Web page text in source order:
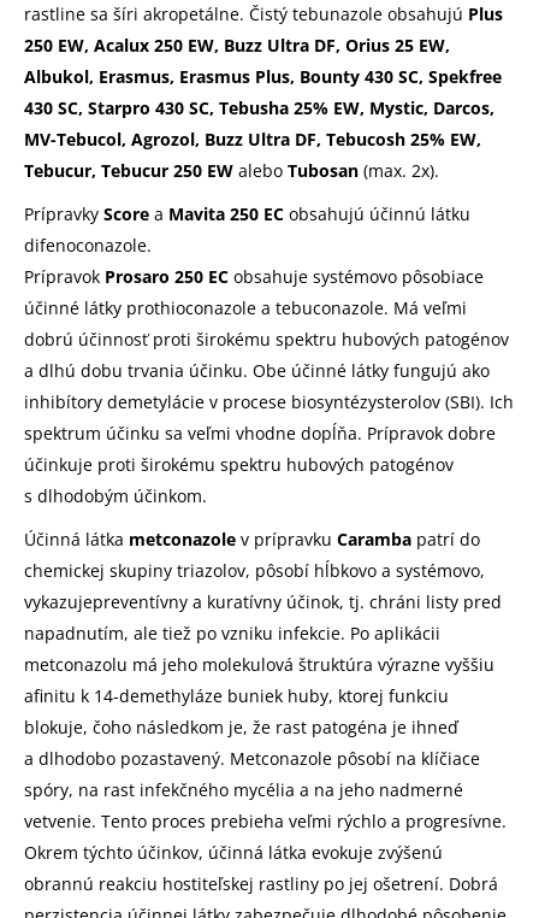
rastline sa šíri akropetálne. Čistý tebunazole obsahujú Plus
250 EW, Acalux 250 EW, Buzz Ultra DF, Orius 25 EW,
Albukol, Erasmus, Erasmus Plus, Bounty 430 SC, Spekfree
430 SC, Starpro 430 SC, Tebusha 25% EW, Mystic, Darcos,
MV-Tebucol, Agrozol, Buzz Ultra DF, Tebucosh 25% EW,
Tebucur, Tebucur 250 EW alebo Tubosan (max. 2x).
Prípravky Score a Mavita 250 EC obsahujú účinnú látku
difenoconazole.
Prípravok Prosaro 250 EC obsahuje systémovo pôsobiace
účinné látky prothioconazole a tebuconazole. Má veľmi
dobrú účinnosť proti širokému spektru hubových patogénov
a dlhú dobu trvania účinku. Obe účinné látky fungujú ako
inhibítory demetylácie v procese biosyntézysterolov (SBI). Ich
spektrum účinku sa veľmi vhodne dopĺňa. Prípravok dobre
účinkuje proti širokému spektru hubových patogénov
s dlhodobým účinkom.
Účinná látka metconazole v prípravku Caramba patrí do
chemickej skupiny triazolov, pôsobí hĺbkovo a systémovo,
vykazujepreventívny a kuratívny účinok, tj. chráni listy pred
napadnutím, ale tiež po vzniku infekcie. Po aplikácii
metconazolu má jeho molekulová štruktúra výrazne vyššiu
afinitu k 14-demethyláze buniek huby, ktorej funkciu
blokuje, čoho následkom je, že rast patogéna je ihneď
a dlhodobo pozastavený. Metconazole pôsobí na klíčiace
spóry, na rast infekčného mycélia a na jeho nadmerné
vetvenie. Tento proces prebieha veľmi rýchlo a progresívne.
Okrem týchto účinkov, účinná látka evokuje zvýšenú
obrannú reakciu hostiteľskej rastliny po jej ošetrení. Dobrá